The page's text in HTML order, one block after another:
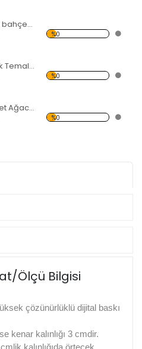
Sarı-Kırmızı lale bahçesi Kanvas Tablo
%0
Pembe Zambak Temalı Kanvas Tablo
%0
Beyaz Hint Mabet Ağacı Kanvas Tablo
%0
Ölçü Bilgisi
çözünürlüklü dijital baskı
kenar kalınlığı 3 cmdir.
kalınlığıda örtecek